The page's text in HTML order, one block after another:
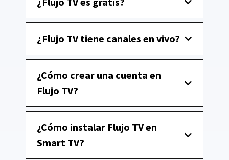
¿Flujo TV tiene canales en vivo?
¿Cómo crear una cuenta en
Flujo TV?
¿Cómo instalar Flujo TV en
Smart TV?